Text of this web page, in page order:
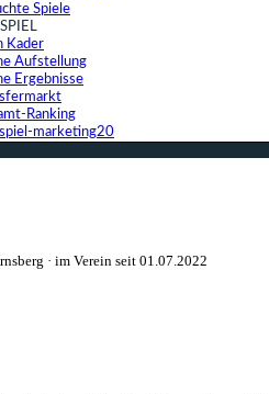
Spiele
Kader
Aufstellung
Ergebnisse
Ranking
· im Verein seit 01.07.2022